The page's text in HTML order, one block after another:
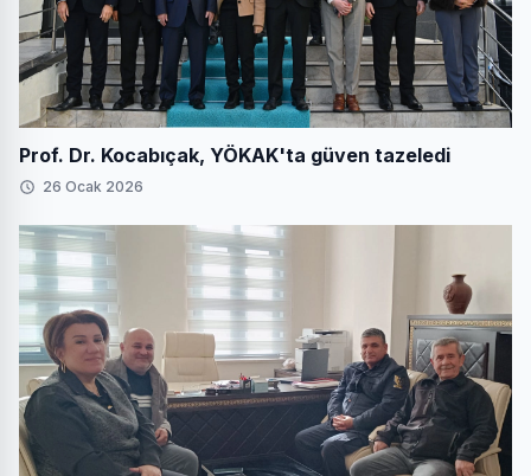
Prof. Dr. Kocabıçak, YÖKAK'ta güven tazeledi
26 Ocak 2026